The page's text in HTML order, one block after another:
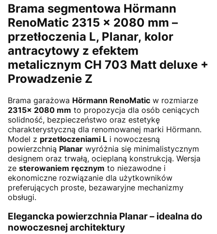
Brama segmentowa Hörmann
RenoMatic 2315 × 2080 mm –
przetłoczenia L, Planar, kolor
antracytowy z efektem
metalicznym CH 703 Matt deluxe +
Prowadzenie Z
Brama garażowa Hörmann RenoMatic w rozmiarze
2315× 2080 mm to propozycja dla osób ceniących
solidność, bezpieczeństwo oraz estetykę
charakterystyczną dla renomowanej marki Hörmann.
Model z przetłoczeniami L i nowoczesną
powierzchnią Planar wyróżnia się minimalistycznym
designem oraz trwałą, ocieplaną konstrukcją. Wersja
ze sterowaniem ręcznym to niezawodne i
ekonomiczne rozwiązanie dla użytkowników
preferujących proste, bezawaryjne mechanizmy
obsługi.
Elegancka powierzchnia Planar – idealna do
nowoczesnej architektury